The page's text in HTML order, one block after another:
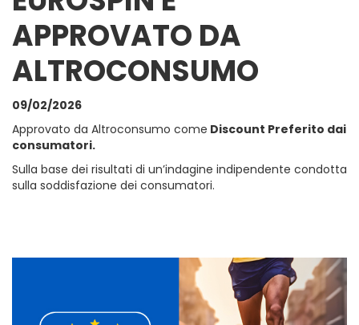
APPROVATO DA
ALTROCONSUMO
09/02/2026
Approvato da Altroconsumo come Discount Preferito dai
consumatori.
Sulla base dei risultati di un’indagine indipendente condotta
sulla soddisfazione dei consumatori.